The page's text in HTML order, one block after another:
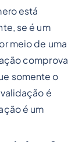
está
se é um
meio de uma
comprova
somente o
é
é um